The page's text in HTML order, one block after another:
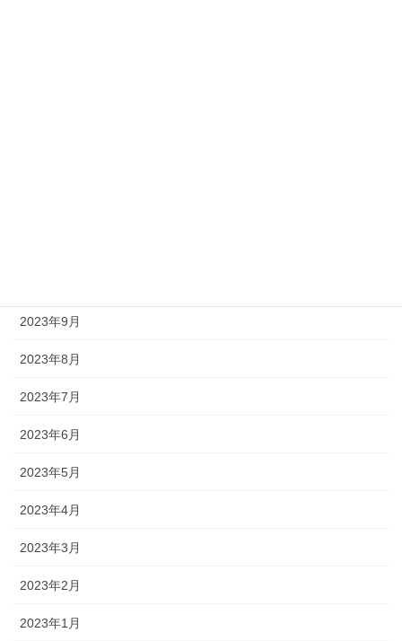
2023年9月
2023年8月
2023年7月
2023年6月
2023年5月
2023年4月
2023年3月
2023年2月
2023年1月